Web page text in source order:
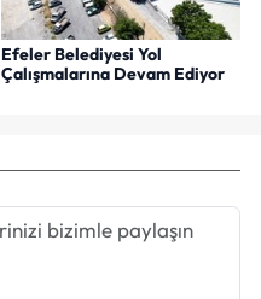
Efeler Belediyesi Yol
Çalışmalarına Devam Ediyor